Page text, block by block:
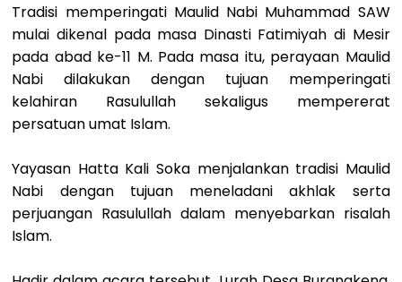
Tradisi memperingati Maulid Nabi Muhammad SAW
mulai dikenal pada masa Dinasti Fatimiyah di Mesir
pada abad ke-11 M. Pada masa itu, perayaan Maulid
Nabi dilakukan dengan tujuan memperingati
kelahiran Rasulullah sekaligus mempererat
persatuan umat Islam.
Yayasan Hatta Kali Soka menjalankan tradisi Maulid
Nabi dengan tujuan meneladani akhlak serta
perjuangan Rasulullah dalam menyebarkan risalah
Islam.